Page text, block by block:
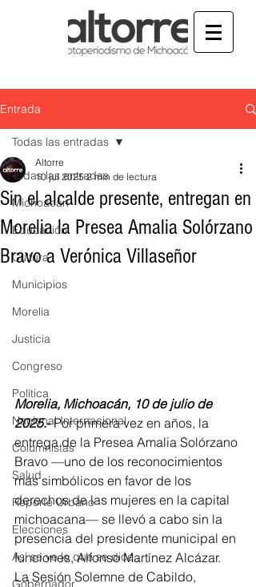
Entrada
Todas las entradas
Michoacán
Educación
Cultura
Municipios
Morelia
Justicia
Congreso
Política
Nacional Internacional
Columnistas
Salud
Reporte Urbano
Elecciones
Así se ve lo que se dice...
Gobernador
Todas las entradas
Sin el alcalde presente, entregan en
Morelia la Presea Amalia Solórzano
Bravo a Verónica Villaseñor
Altorre
10 jul 2025 2 min de lectura
Morelia, Michoacán, 10 de julio de
2025.- Por primera vez en años, la
entrega de la Presea Amalia Solórzano
Bravo —uno de los reconocimientos
más simbólicos en favor de los
derechos de las mujeres en la capital
michoacana— se llevó a cabo sin la
presencia del presidente municipal en
funciones, Alfonso Martínez Alcázar.
La Sesión Solemne de Cabildo,